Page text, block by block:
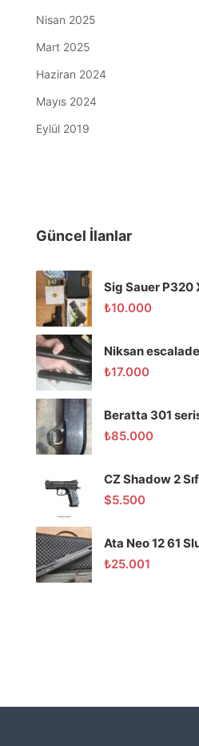
Nisan 2025
Mart 2025
Haziran 2024
Mayıs 2024
Eylül 2019
Güncel İlanlar
₺10.000
Niksan
₺17.000
₺85.000
CZ Shadow 2
$5.500
Ata Neo 12 61
₺25.001